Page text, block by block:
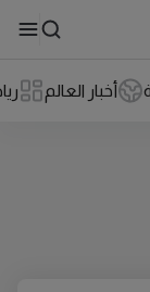
أخبار العالم